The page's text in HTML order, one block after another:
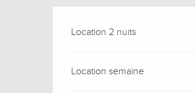
Location 2 nuits
Location semaine